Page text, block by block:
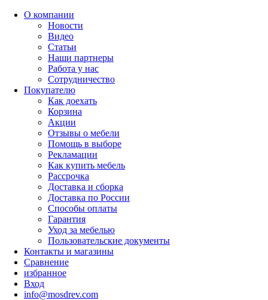
О компании
Новости
Видео
Статьи
Наши партнеры
Работа у нас
Сотрудничество
Покупателю
Как доехать
Корзина
Акции
Отзывы о мебели
Помощь в выборе
Рекламации
Как купить мебель
Рассрочка
Доставка и сборка
Доставка по России
Способы оплаты
Гарантия
Уход за мебелью
Пользовательские документы
Контакты и магазины
Сравнение
избранное
Вход
info@mosdrev.com